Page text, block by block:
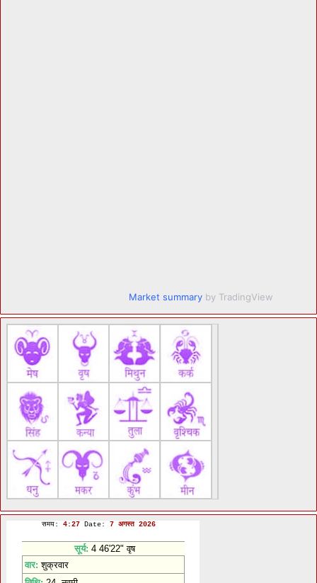
Market summary by TradingView